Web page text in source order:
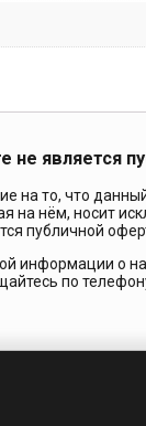
не является
на то, что
на нём, носит
публичной
информации о
по